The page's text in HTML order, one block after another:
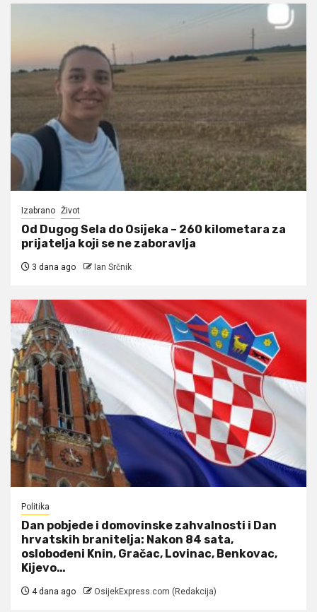
Izabrano Život
Od Dugog Sela do Osijeka – 260 kilometara za
prijatelja koji se ne zaboravlja
3 dana ago Ian Srčnik
Politika
Dan pobjede i domovinske zahvalnosti i Dan
hrvatskih branitelja: Nakon 84 sata,
oslobođeni Knin, Gračac, Lovinac, Benkovac,
Kijevo…
4 dana ago OsijekExpress.com (Redakcija)